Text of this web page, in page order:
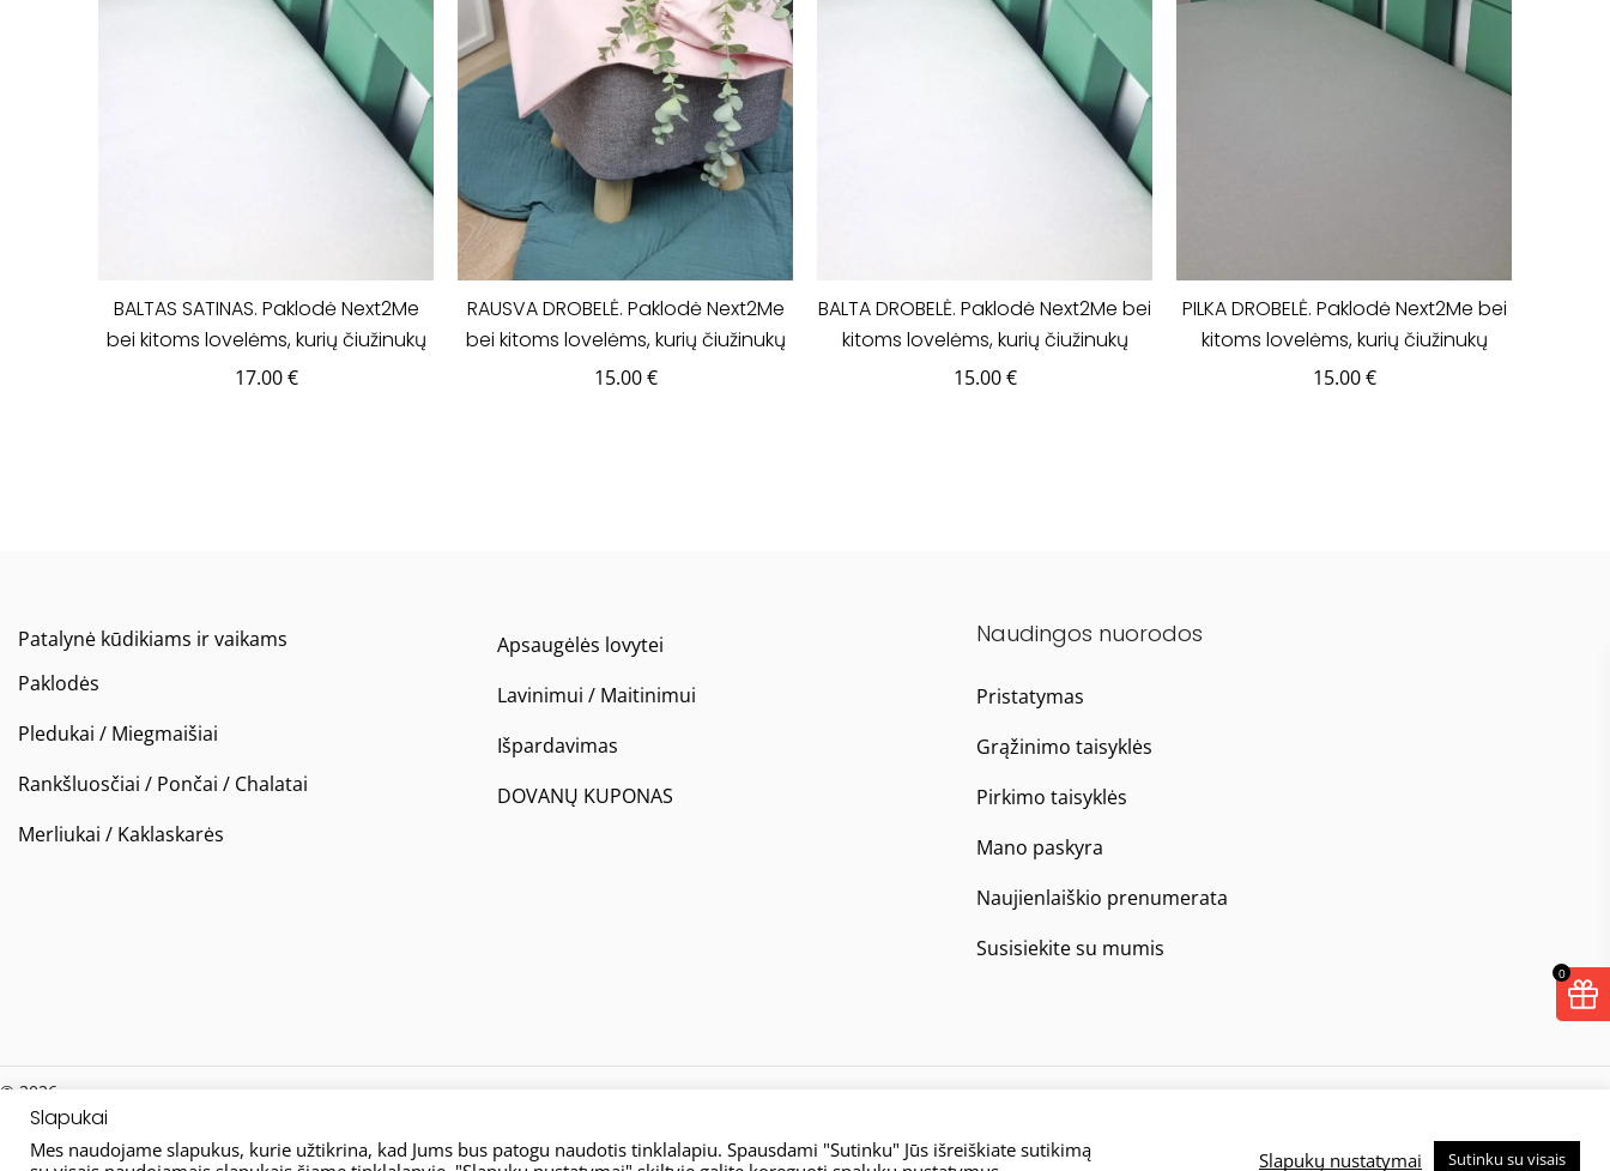
BALTAS SATINAS. Paklodė Next2Me
bei kitoms lovelėms, kurių čiužinukų
išmatavimai yra 50x83cm.
17.00€
RAUSVA DROBELĖ. Paklodė Next2Me
bei kitoms lovelėms, kurių čiužinukų
išmatavimai yra 50x83cm.
15.00€
BALTA DROBELĖ. Paklodė Next2Me bei
kitoms lovelėms, kurių čiužinukų
išmatavimai yra 50x83cm.
15.00€
PILKA DROBELĖ. Paklodė Next2Me bei
kitoms lovelėms, kurių čiužinukų
išmatavimai yra 50x83cm.
15.00€
Patalynė kūdikiams ir vaikams
Paklodės
Pledukai / Miegmaišiai
Rankšluosčiai / Pončai / Chalatai
Merliukai / Kaklaskarės
Apsaugėlės lovytei
Lavinimui / Maitinimui
Išpardavimas
DOVANŲ KUPONAS
Naudingos nuorodos
Pristatymas
Grąžinimo taisyklės
Pirkimo taisyklės
Mano paskyra
Naujienlaiškio prenumerata
Susisiekite su mumis
© 2026
Slapukai
Mes naudojame slapukus, kurie užtikrina, kad Jums bus patogu naudotis tinklalapiu. Spausdami "Sutinku" Jūs išreiškiate sutikimą
Slapukų nustatymai Sutinku su visais
0